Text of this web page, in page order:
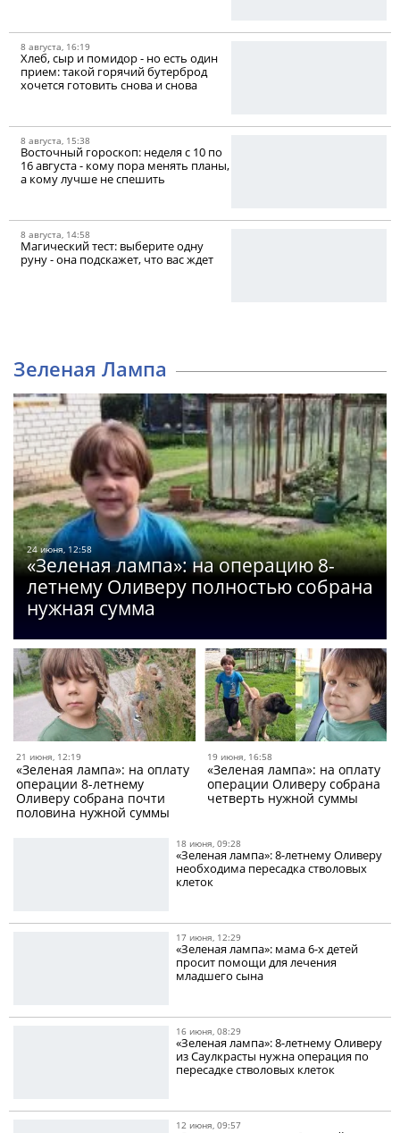
8 августа, 16:19
Хлеб, сыр и помидор - но есть один
прием: такой горячий бутерброд
хочется готовить снова и снова
8 августа, 15:38
Восточный гороскоп: неделя с 10 по
16 августа - кому пора менять планы,
а кому лучше не спешить
8 августа, 14:58
Магический тест: выберите одну
руну - она подскажет, что вас ждет
Зеленая Лампа
24 июня, 12:58
«Зеленая лампа»: на операцию 8-
летнему Оливеру полностью собрана
нужная сумма
21 июня, 12:19
«Зеленая лампа»: на оплату
операции 8-летнему
Оливеру собрана почти
половина нужной суммы
19 июня, 16:58
«Зеленая лампа»: на оплату
операции Оливеру собрана
четверть нужной суммы
18 июня, 09:28
«Зеленая лампа»: 8-летнему Оливеру
необходима пересадка стволовых
клеток
17 июня, 12:29
«Зеленая лампа»: мама 6-х детей
просит помощи для лечения
младшего сына
16 июня, 08:29
«Зеленая лампа»: 8-летнему Оливеру
из Саулкрасты нужна операция по
пересадке стволовых клеток
12 июня, 09:57